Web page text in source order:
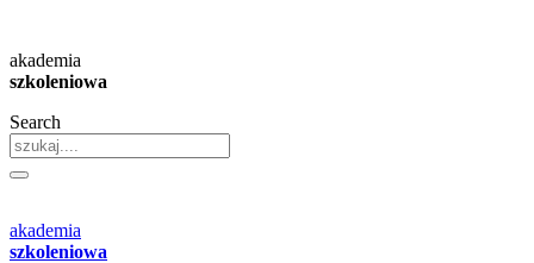
treści
akademia
szkoleniowa
Search
akademia
szkoleniowa